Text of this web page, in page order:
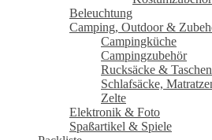
Beleuchtung
Camping, Outdoor &
Campingküche
Campingzubehör
Rucksäcke & Taschen
Schlafsäcke,
Zelte
Elektronik & Foto
Spaßartikel & Spiele